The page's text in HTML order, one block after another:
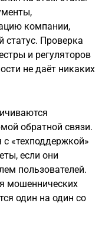
компании,
статус. Проверка
и регуляторов
не даёт никаких
обратной связи.
«техподдержкой»
если они
пользователей.
мошеннических
один на один со